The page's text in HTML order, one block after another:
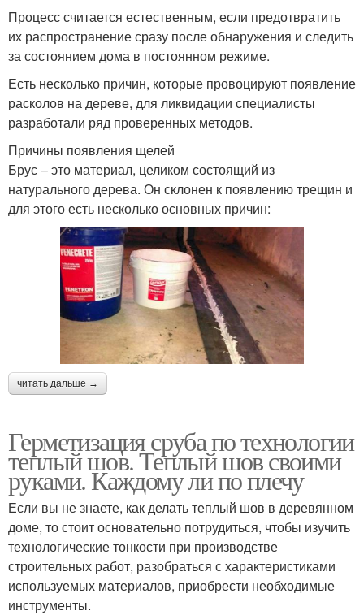
Процесс считается естественным, если предотвратить
их распространение сразу после обнаружения и следить
за состоянием дома в постоянном режиме.
Есть несколько причин, которые провоцируют появление
расколов на дереве, для ликвидации специалисты
разработали ряд проверенных методов.
Причины появления щелей
Брус – это материал, целиком состоящий из
натурального дерева. Он склонен к появлению трещин и
для этого есть несколько основных причин:
читать дальше →
Герметизация сруба по технологии
теплый шов. Теплый шов своими
руками. Каждому ли по плечу
Если вы не знаете, как делать теплый шов в деревянном
доме, то стоит основательно потрудиться, чтобы изучить
технологические тонкости при производстве
строительных работ, разобраться с характеристиками
используемых материалов, приобрести необходимые
инструменты.